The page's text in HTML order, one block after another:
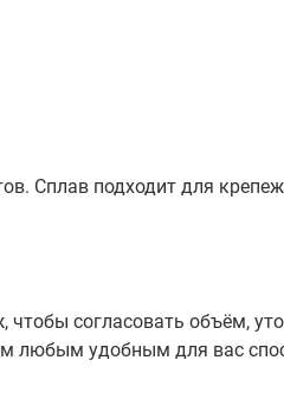
Сплав подходит для
согласовать объём,
любым удобным для вас